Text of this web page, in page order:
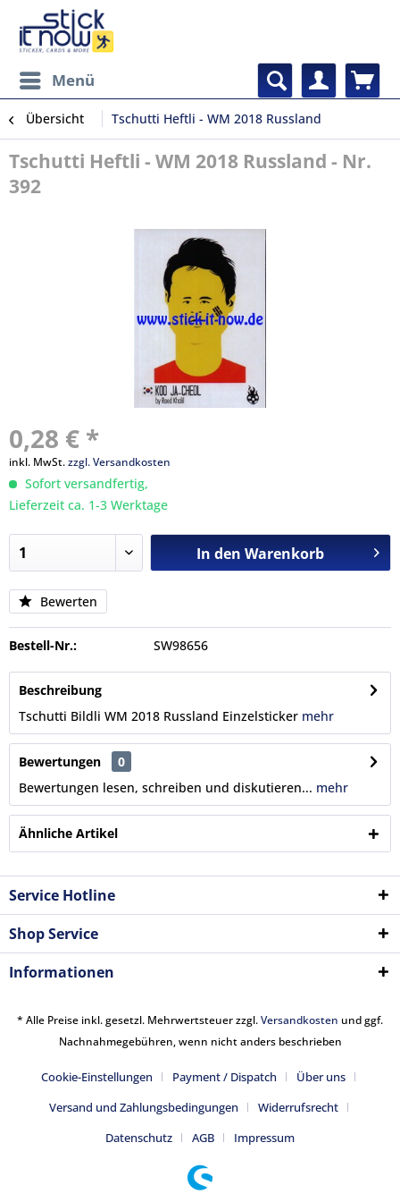
Menü
Übersicht Tschutti Heftli - WM 2018 Russland
Tschutti Heftli - WM 2018 Russland - Nr.
392
0,28 € *
inkl. MwSt.zzgl. Versandkosten
Sofort versandfertig,
Lieferzeit ca. 1-3 Werktage
In den Warenkorb
Bewerten
Bestell-Nr.: SW98656
Beschreibung
Tschutti Bildli WM 2018 Russland Einzelsticker mehr
Bewertungen
0
Bewertungen lesen, schreiben und diskutieren... mehr
Ähnliche Artikel
Service Hotline
Shop Service
Informationen
* Alle Preise inkl. gesetzl. Mehrwertsteuer zzgl.Versandkosten und ggf.
Nachnahmegebühren, wenn nicht anders beschrieben
Cookie-Einstellungen Payment / Dispatch
Über uns
Versand und Zahlungsbedingungen
Widerrufsrecht
Datenschutz
AGB Impressum